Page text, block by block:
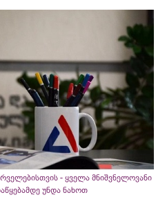
- ყველა მნიშვნელოვანი
უნდა ნახოთ